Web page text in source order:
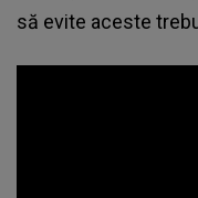
să evite aceste